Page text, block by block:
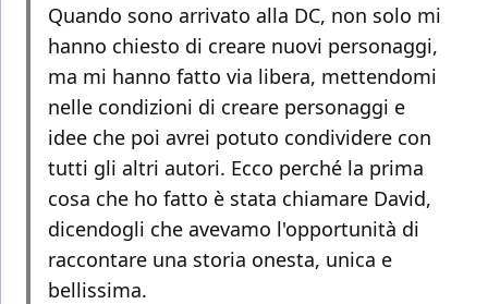
Quando sono arrivato alla DC, non solo mi
hanno chiesto di creare nuovi personaggi,
ma mi hanno fatto via libera, mettendomi
nelle condizioni di creare personaggi e
idee che poi avrei potuto condividere con
tutti gli altri autori. Ecco perché la prima
cosa che ho fatto è stata chiamare David,
dicendogli che avevamo l'opportunità di
raccontare una storia onesta, unica e
bellissima.